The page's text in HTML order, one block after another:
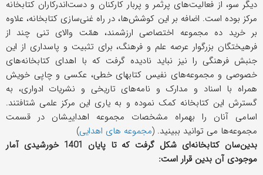
دیگر سو، از فعالیت‌های پرثمر و پربار کارکنان و دست‌اندرکاران کتابخانه
مرکز بوده است. اضافه بر این کوشش‌ها، در راه‌ غنی‌سازی کتابخانه، علاوه
بر خرید ده مجموعه اختصاصی ارزشمند، همّت والای تنی چند از
فرهیختگان بزرگوار عرصه علم و فرهنگ، برای تثبیت و پاسداری از این
جنبش فرهنگی را نیز نباید نادیده گرفت که با اهدای کتابخانه‌های
خصوصی و مجموعه‌های نفیس کتابهای خطی، عکسی و چاپی خویش
همراه با اسناد و مدارک و نامه‌های تاریخی و نشریات ادواری، به‌
گسترش این کتابخانه کمک نموده و به یاری این مرکز علمی شتافتند.
اسامی آنان را بهمراه مشخصات مجموعه اهداییشان در قسمت
مجموعه‌ها می توانید ببینید. (مجموعه های اهدایی)
بدین‌سان کتابخانه‌ای شکل گرفت که تا پایان 1401 خورشیدی آمار
موجودی آن بدین قرار است: